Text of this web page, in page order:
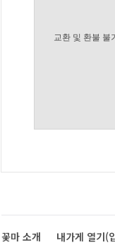
교환 및 환불 불
꽃마 소개 내가게 열기(